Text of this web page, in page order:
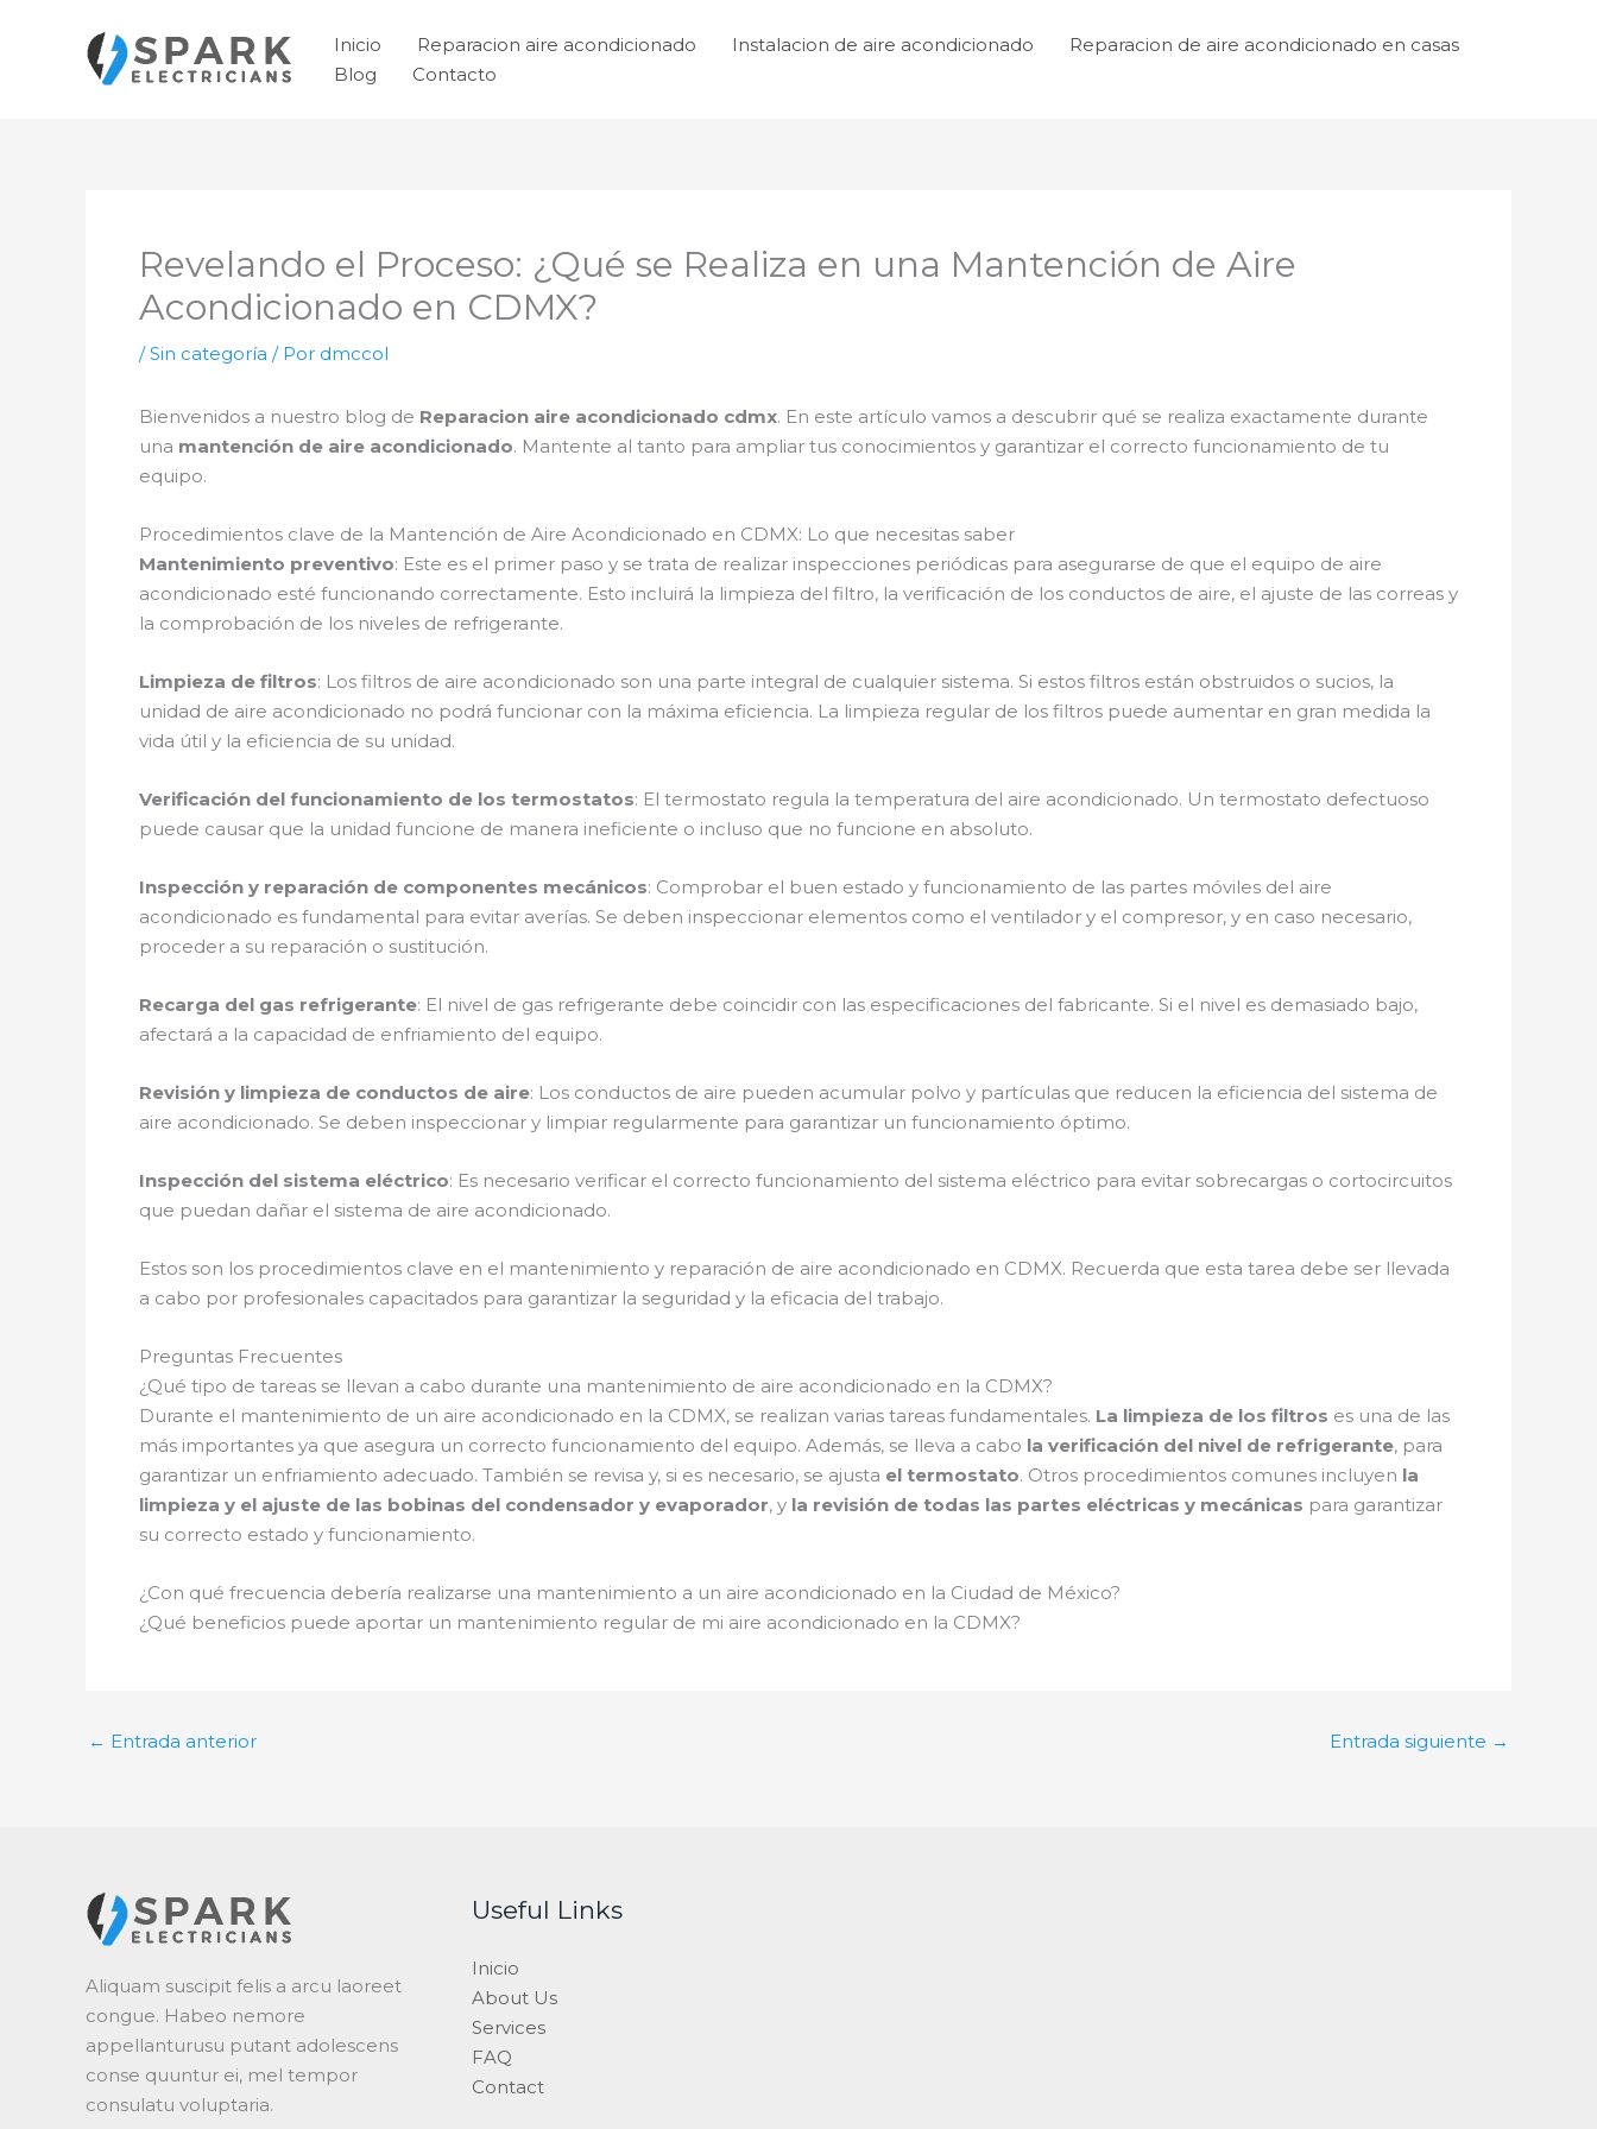
contenido
Inicio Reparacion aire acondicionado Instalacion de aire acondicionado
Reparacion de aire acondicionado en casas
Blog
Contacto
Revelando el Proceso: ¿Qué se Realiza en una Mantención de Aire
Acondicionado en CDMX?
/Sin categoría / Por dmccol
Bienvenidos a nuestro blog de Reparacion aire acondicionado cdmx. En este artículo vamos a descubrir qué se realiza exactamente durante
una mantención de aire acondicionado. Mantente al tanto para ampliar tus conocimientos y garantizar el correcto funcionamiento de tu
equipo.
Procedimientos clave de la Mantención de Aire Acondicionado en CDMX: Lo que necesitas saber
Mantenimiento preventivo: Este es el primer paso y se trata de realizar inspecciones periódicas para asegurarse de que el equipo de aire
acondicionado esté funcionando correctamente. Esto incluirá la limpieza del filtro, la verificación de los conductos de aire, el ajuste de las correas y
la comprobación de los niveles de refrigerante.
Limpieza de filtros: Los filtros de aire acondicionado son una parte integral de cualquier sistema. Si estos filtros están obstruidos o sucios, la
unidad de aire acondicionado no podrá funcionar con la máxima eficiencia. La limpieza regular de los filtros puede aumentar en gran medida la
vida útil y la eficiencia de su unidad.
Verificación del funcionamiento de los termostatos: El termostato regula la temperatura del aire acondicionado. Un termostato defectuoso
puede causar que la unidad funcione de manera ineficiente o incluso que no funcione en absoluto.
Inspección y reparación de componentes mecánicos: Comprobar el buen estado y funcionamiento de las partes móviles del aire
acondicionado es fundamental para evitar averías. Se deben inspeccionar elementos como el ventilador y el compresor, y en caso necesario,
proceder a su reparación o sustitución.
Recarga del gas refrigerante: El nivel de gas refrigerante debe coincidir con las especificaciones del fabricante. Si el nivel es demasiado bajo,
afectará a la capacidad de enfriamiento del equipo.
Revisión y limpieza de conductos de aire: Los conductos de aire pueden acumular polvo y partículas que reducen la eficiencia del sistema de
aire acondicionado. Se deben inspeccionar y limpiar regularmente para garantizar un funcionamiento óptimo.
Inspección del sistema eléctrico: Es necesario verificar el correcto funcionamiento del sistema eléctrico para evitar sobrecargas o cortocircuitos
que puedan dañar el sistema de aire acondicionado.
Estos son los procedimientos clave en el mantenimiento y reparación de aire acondicionado en CDMX. Recuerda que esta tarea debe ser llevada
a cabo por profesionales capacitados para garantizar la seguridad y la eficacia del trabajo.
Preguntas Frecuentes
¿Qué tipo de tareas se llevan a cabo durante una mantenimiento de aire acondicionado en la CDMX?
Durante el mantenimiento de un aire acondicionado en la CDMX, se realizan varias tareas fundamentales. La limpieza de los filtros es una de las
más importantes ya que asegura un correcto funcionamiento del equipo. Además, se lleva a cabo la verificación del nivel de refrigerante, para
garantizar un enfriamiento adecuado. También se revisa y, si es necesario, se ajusta el termostato. Otros procedimientos comunes incluyen la
limpieza y el ajuste de las bobinas del condensador y evaporador, y la revisión de todas las partes eléctricas y mecánicas para garantizar
su correcto estado y funcionamiento.
¿Con qué frecuencia debería realizarse una mantenimiento a un aire acondicionado en la Ciudad de México?
¿Qué beneficios puede aportar un mantenimiento regular de mi aire acondicionado en la CDMX?
← Entrada anterior Entrada siguiente →
Aliquam suscipit felis a arcu laoreet
congue. Habeo nemore
appellanturusu putant adolescens
conse quuntur ei, mel tempor
consulatu voluptaria.
Useful Links
Inicio
About Us
Services
FAQ
Contact